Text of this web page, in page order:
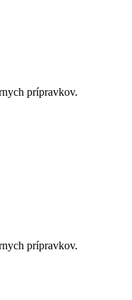
prípravkov.
prípravkov.